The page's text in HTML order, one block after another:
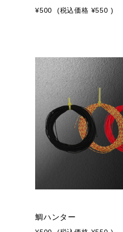
¥500 (税込価格 ¥550 )
鯛ハンター